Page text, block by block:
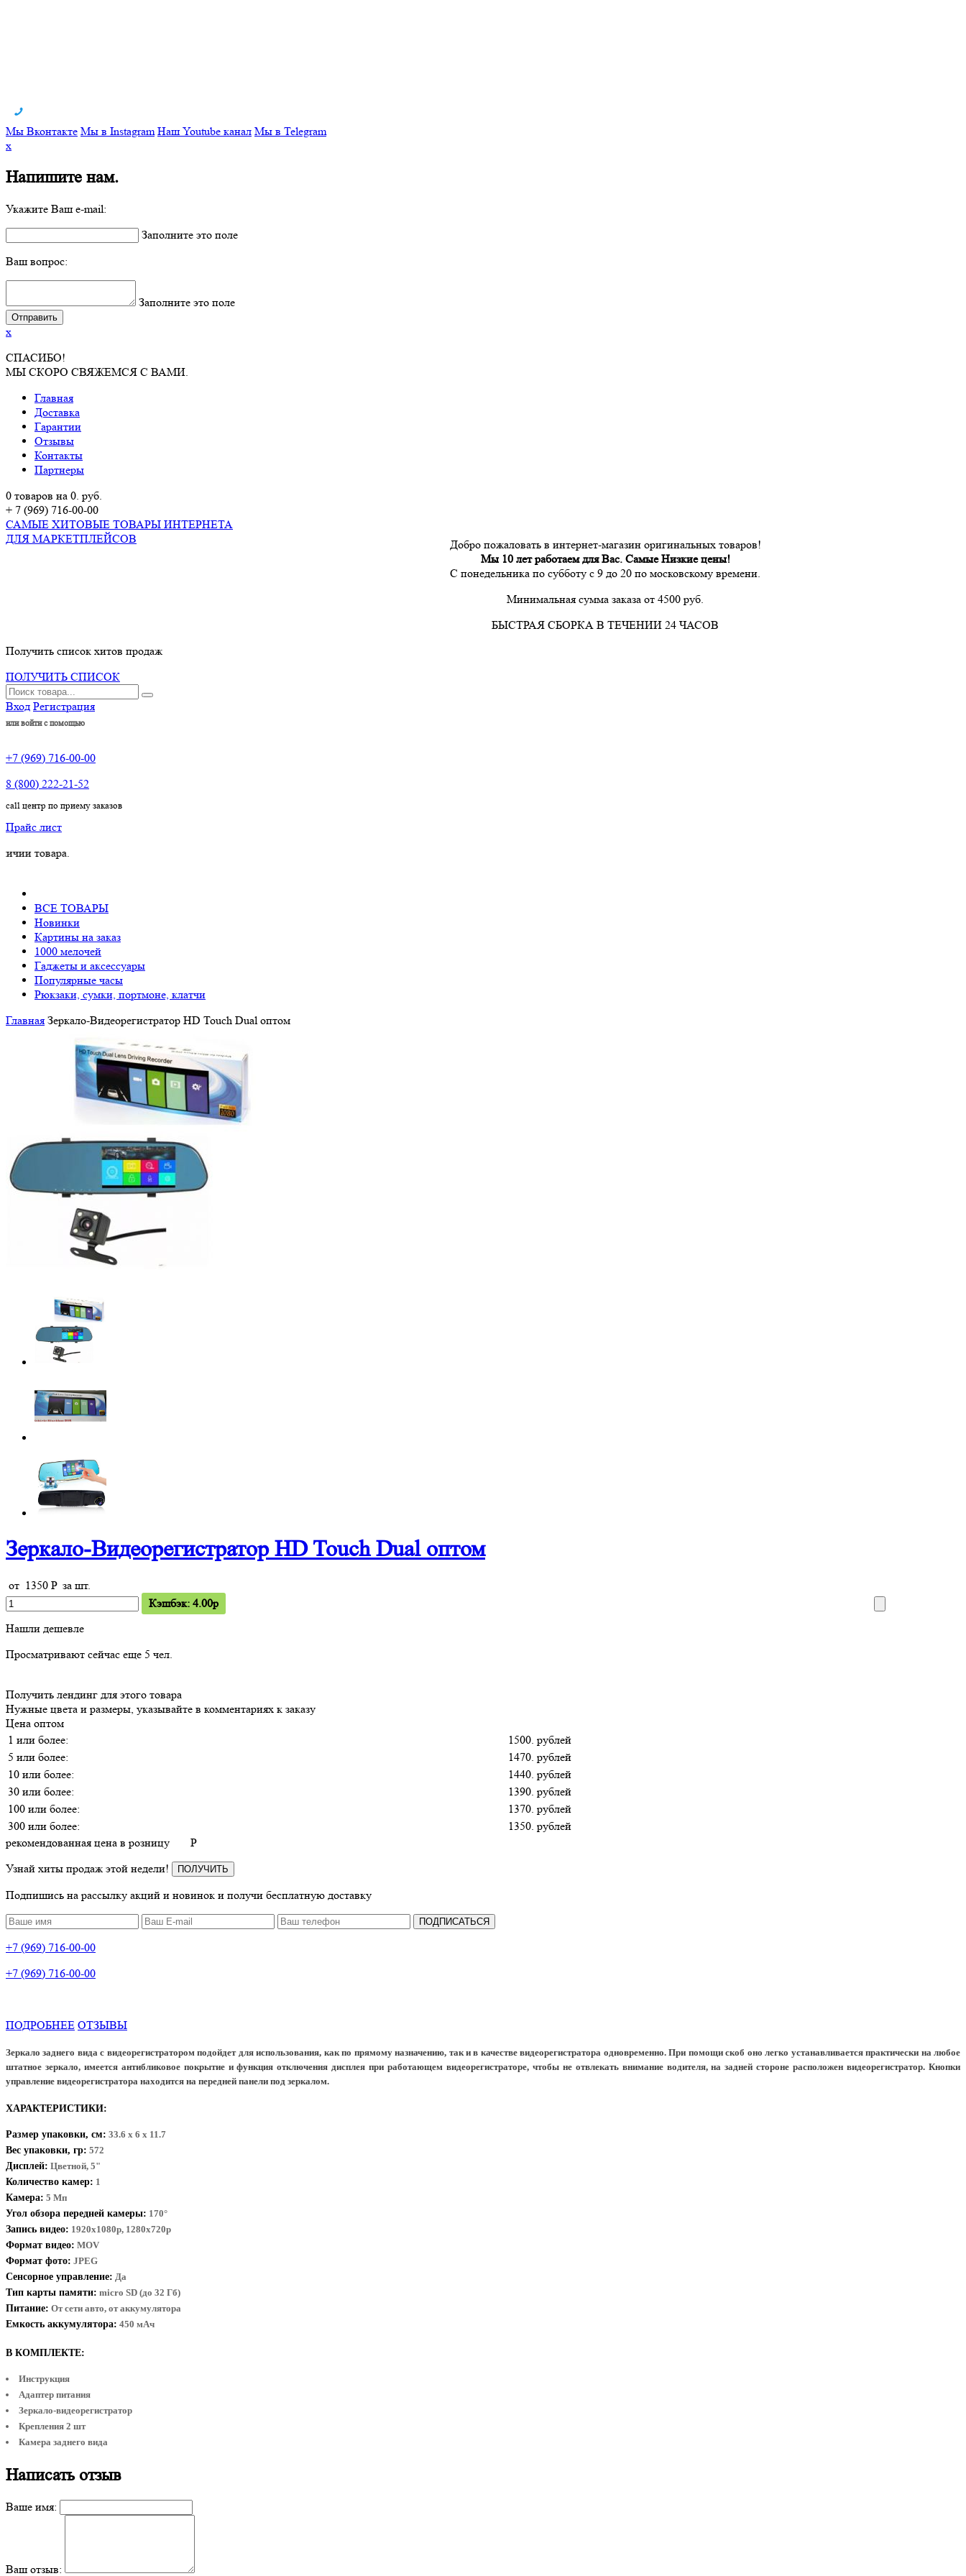
Мы Вконтакте Мы в Instagram Наш Youtube канал Мы в Telegram
x
Напишите нам.
Укажите Ваш e-mail:
Заполните это поле
Ваш вопрос:
Заполните это поле
x
СПАСИБО!
МЫ СКОРО СВЯЖЕМСЯ С ВАМИ.
Главная
Доставка
Гарантии
Отзывы
Контакты
Партнеры
0 товаров на 0. руб.
+ 7 (969) 716-00-00
САМЫЕ ХИТОВЫЕ ТОВАРЫ ИНТЕРНЕТА
ДЛЯ МАРКЕТПЛЕЙСОВ
Добро пожаловать в интернет-магазин оригинальных товаров!
Мы 10 лет работаем для Вас. Самые Низкие цены!
С понедельника по субботу с 9 до 20 по московскому времени.
Минимальная сумма заказа от 4500 руб.
БЫСТРАЯ СБОРКА В ТЕЧЕНИИ 24 ЧАСОВ
Получить список хитов продаж
ПОЛУЧИТЬ СПИСОК
Вход Регистрация
или войти с помощью
+7 (969) 716-00-00
8 (800) 222-21-52
call центр по приему заказов
Прайс лист
ВСЕ ТОВАРЫ
Новинки
Картины на заказ
1000 мелочей
Гаджеты и аксессуары
Популярные часы
Рюкзаки, сумки, портмоне, клатчи
Главная Зеркало-Видеорегистратор HD Touch Dual оптом
Зеркало-Видеорегистратор HD Touch Dual оптом
от 1350 Pза шт.
Кэшбэк: 4.00p
Нашли дешевле
Просматривают сейчас еще 5 чел.
Получить лендинг для этого товара
Нужные цвета и размеры, указывайте в комментариях к заказу
Цена оптом
1 или более:
1500. рублей
5 или более:
1470. рублей
10 или более:
1440. рублей
30 или более:
1390. рублей
100 или более:
1370. рублей
300 или более:
1350. рублей
рекомендованная цена в розницу
P
Узнай хиты продаж этой недели!
ПОЛУЧИТЬ
Подпишись на рассылку акций и новинок и получи бесплатную доставку
ПОДПИСАТЬСЯ
+7 (969) 716-00-00
+7 (969) 716-00-00
ПОДРОБНЕЕ ОТЗЫВЫ
Зеркало заднего вида с видеорегистратором подойдет для использования, как по прямому назначению, так и в качестве видеорегистратора одновременно. При помощи скоб оно легко устанавливается практически на любое
штатное зеркало, имеется антибликовое покрытие и функция отключения дисплея при работающем видеорегистраторе, чтобы не отвлекать внимание водителя, на задней стороне расположен видеорегистратор. Кнопки
управление видеорегистратора находится на передней панели под зеркалом.
ХАРАКТЕРИСТИКИ:
Размер упаковки, см: 33.6 x 6 x 11.7
Вес упаковки, гр: 572
Дисплей: Цветной, 5"
Количество камер: 1
Камера: 5 Мп
Угол обзора передней камеры: 170°
Запись видео: 1920x1080р, 1280x720р
Формат видео: MOV
Формат фото: JPEG
Сенсорное управление: Да
Тип карты памяти: micro SD (до 32 Гб)
Питание: От сети авто, от аккумулятора
Емкость аккумулятора: 450 мАч
В КОМПЛЕКТЕ:
Инструкция
Адаптер питания
Зеркало-видеорегистратор
Крепления 2 шт
Камера заднего вида
Написать отзыв
Ваше имя:
Ваш отзыв: